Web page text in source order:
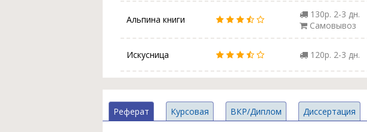
Альпина книги
130р. 2-3 дн.
Самовывоз
Искусница 120р. 2-3 дн.
Реферат Курсовая ВКР/Диплом Диссертация